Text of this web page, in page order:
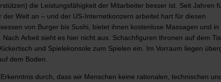
die Leistungsfähigkeit der Mitarbeiter besser ist. Seit Jahren
Welt an – und der US-Internetkonzern arbeitet hart für diesen
von Burger bis Sushi, bietet ihnen kostenlose Massagen und in
Arbeit sieht es hier nicht aus. Schachfiguren thronen auf dem
und Spielekonsole zum Spielen ein. Im Vorraum liegen
dem Boden.
durch, dass wir Menschen keine rationalen, technischen